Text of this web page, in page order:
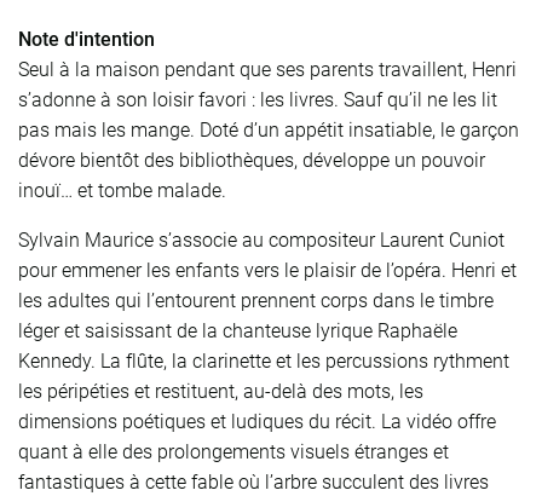
Note d'intention
Seul à la maison pendant que ses parents travaillent, Henri
s’adonne à son loisir favori : les livres. Sauf qu’il ne les lit
pas mais les mange. Doté d’un appétit insatiable, le garçon
dévore bientôt des bibliothèques, développe un pouvoir
inouï… et tombe malade.
Sylvain Maurice s’associe au compositeur Laurent Cuniot
pour emmener les enfants vers le plaisir de l’opéra. Henri et
les adultes qui l’entourent prennent corps dans le timbre
léger et saisissant de la chanteuse lyrique Raphaële
Kennedy. La flûte, la clarinette et les percussions rythment
les péripéties et restituent, au-delà des mots, les
dimensions poétiques et ludiques du récit. La vidéo offre
quant à elle des prolongements visuels étranges et
fantastiques à cette fable où l’arbre succulent des livres